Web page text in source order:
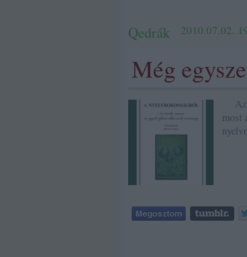
Qedrák 2010.07.02.
Még
Az
most